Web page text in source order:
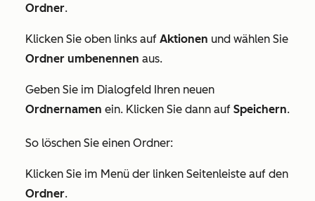
Ordner.
Klicken Sie oben links auf Aktionen und wählen Sie
Ordner umbenennen aus.
Geben Sie im Dialogfeld Ihren neuen
Ordnernamen ein. Klicken Sie dann auf Speichern.
So löschen Sie einen Ordner:
Klicken Sie im Menü der linken Seitenleiste auf den
Ordner.